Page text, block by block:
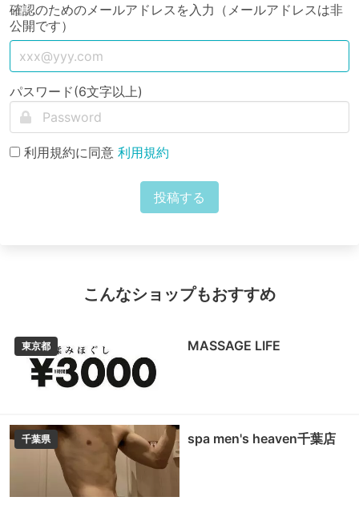
確認のためのメールアドレスを入力（メールアドレスは非
公開です）
パスワード(6文字以上)
利用規約に同意 利用規約
投稿する
こんなショップもおすすめ
東京都 MASSAGE LIFE
千葉県 spa men's heaven千葉店